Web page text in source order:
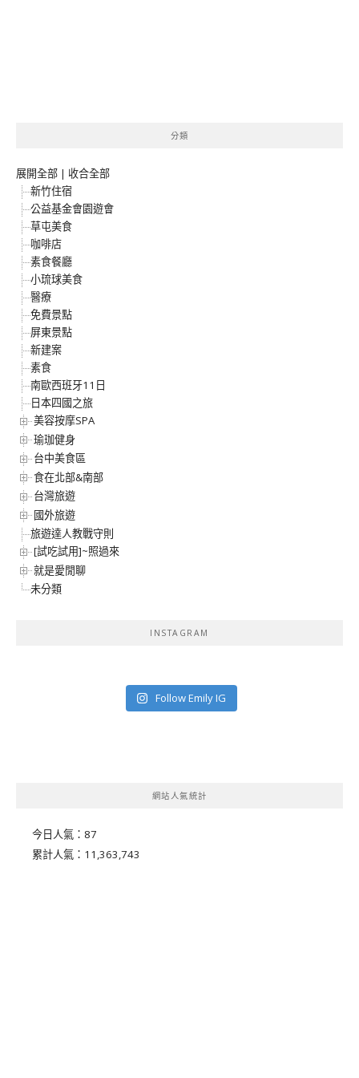
分類
展開全部 | 收合全部
新竹住宿
公益基金會園遊會
草屯美食
咖啡店
素食餐廳
小琉球美食
醫療
免費景點
屏東景點
新建案
素食
南歐西班牙11日
日本四國之旅
美容按摩SPA
瑜珈健身
台中美食區
食在北部&南部
台灣旅遊
國外旅遊
旅遊達人教戰守則
[試吃試用]~照過來
就是愛閒聊
未分類
INSTAGRAM
Follow Emily IG
網站人氣統計
今日人氣： 87
累計人氣： 11,363,743